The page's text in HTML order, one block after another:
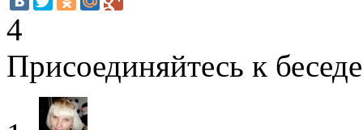
4
Присоединяйтесь к